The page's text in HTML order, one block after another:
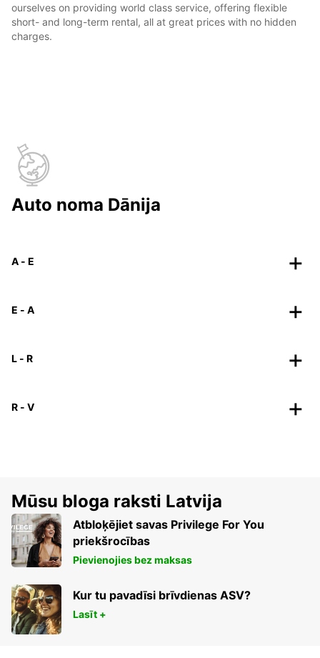
ourselves on providing world class service, offering flexible
short- and long-term rental, all at great prices with no hidden
charges.
Auto noma Dānija
A - E
E - A
L - R
R - V
Mūsu bloga raksti Latvija
Atbloķējiet savas Privilege For You
priekšrocības
Pievienojies bez maksas
Kur tu pavadīsi brīvdienas ASV?
Lasīt +